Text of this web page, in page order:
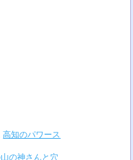
高知のパワース
の神さんと穴